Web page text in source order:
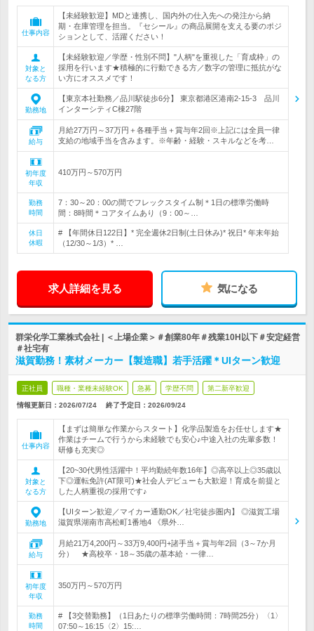
仕事内容
【未経験歓迎】MDと連携し、国内外の仕入先への発注から納
期・在庫管理を担当。『セシール』の商品展開を支える要のポジ
ションとして、活躍ください！
対象と
なる方
【未経験歓迎／学歴・性別不問】"人柄"を重視した「育成枠」の
採用を行います★積極的に行動できる方／数字の管理に抵抗がな
い方にオススメです！
勤務地
【東京本社勤務／品川駅徒歩6分】 東京都港区港南2-15-3 品川
インターシティC棟27階
給与
月給27万円～37万円＋各種手当＋賞与年2回※上記には全員一律
支給の地域手当を含みます。※年齢・経験・スキルなどを考…
初年度
年収
410万円～570万円
勤務
時間
7：30～20：00の間でフレックスタイム制＊1日の標準労働時
間：8時間＊コアタイムあり（9：00～…
休日
休暇
# 【年間休日122日】* 完全週休2日制(土日休み)* 祝日* 年末年始
（12/30～1/3）* …
求人詳細を見る 気になる
群栄化学工業株式会社 | ＜上場企業＞＃創業80年＃残業10H以下＃安定経営
＃社宅有
滋賀勤務！素材メーカー【製造職】若手活躍＊UIターン歓迎
正社員 職種・業種未経験OK 急募 学歴不問 第二新卒歓迎
情報更新日：2026/07/24 終了予定日： 2026/09/24
仕事内容
【まずは簡単な作業からスタート】化学品製造をお任せします★
作業はチームで行うから未経験でも安心♪中途入社の先輩多数！
研修も充実◎
対象と
なる方
【20~30代男性活躍中！平均勤続年数16年】◎高卒以上◎35歳以
下◎運転免許(AT限可)★社会人デビューも大歓迎！育成を前提と
した人柄重視の採用です♪
勤務地
【UIターン歓迎／マイカー通勤OK／社宅徒歩圏内】 ◎滋賀工場
滋賀県湖南市高松町1番地4 《県外…
給与
月給21万4,200円～33万9,400円+諸手当＋賞与年2回（3～7か月
分） ★高校卒・18～35歳の基本給・一律…
初年度
年収
350万円～570万円
勤務
時間
# 【3交替勤務】（1日あたりの標準労働時間：7時間25分）〈1〉
07:50～16:15〈2〉15:…